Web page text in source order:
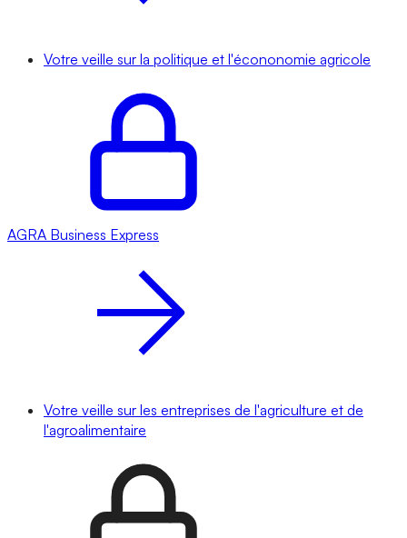
Votre veille sur la politique et l'écononomie agricole
AGRA Business Express
Votre veille sur les entreprises de l'agriculture et de
l'agroalimentaire